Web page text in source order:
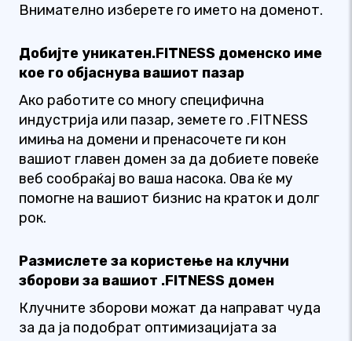
Внимателно изберете го името на доменот.
Добијте уникатен.FITNESS доменско име
кое го објаснува вашиот пазар
Ако работите со многу специфична
индустрија или пазар, земете го .FITNESS
имиња на домени и пренасочете ги кон
вашиот главен домен за да добиете повеќе
веб сообраќај во ваша насока. Ова ќе му
помогне на вашиот бизнис на краток и долг
рок.
Размислете за користење на клучни
зборови за вашиот .FITNESS домен
Клучните зборови можат да направат чуда
за да ја подобрат оптимизацијата за